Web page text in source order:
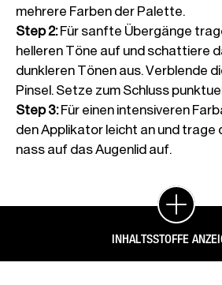
mehrere Farben der Palette.
Step 2:Für sanfte Übergänge
helleren Töne auf und schattiere
dunkleren Tönen aus. Verblende
Pinsel. Setze zum Schluss
Step 3:Für einen intensiveren
den Applikator leicht an und trage
nass auf das Augenlid auf.
INHALTSSTOFFE